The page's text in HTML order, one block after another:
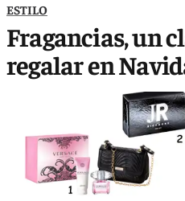
ESTILO
Fragancias, un
regalar en